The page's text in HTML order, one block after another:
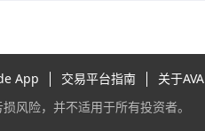
App 交易平台指南 关于AVA
风险，并不适用于所有投资者。